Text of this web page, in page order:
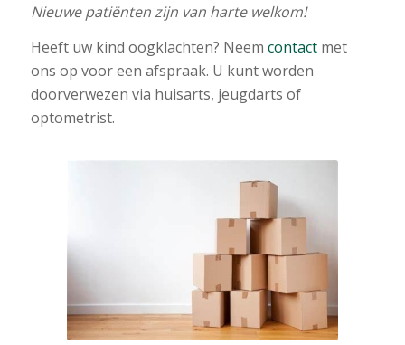
Nieuwe patiënten zijn van harte welkom!
Heeft uw kind oogklachten? Neem contactmet
ons op voor een afspraak. U kunt worden
doorverwezen via huisarts, jeugdarts of
optometrist.